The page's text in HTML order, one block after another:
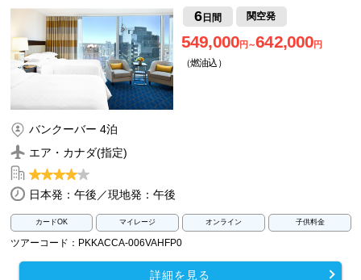
6日間 関空発
549,000円～642,000円
（燃油込）
バンクーバー 4泊
エア・カナダ(指定)
日本発：午後／現地発：午後
カードOK マイレージ オンライン 子供料金
ツアーコード：PKKACCA-006VAHFP0
詳細を見る